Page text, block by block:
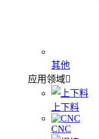
其他
应用领域
上下料
CNC